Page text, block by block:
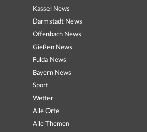
Kassel News
Darmstadt News
Offenbach News
Gießen News
Fulda News
Bayern News
Sport
Wetter
Alle Orte
Alle Themen